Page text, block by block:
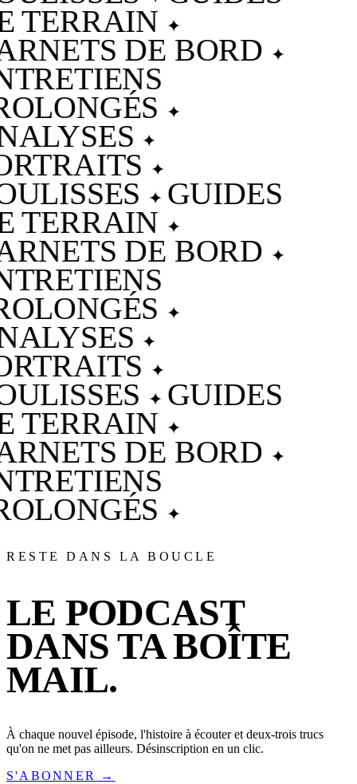
TERRAIN ✦
DE BORD ✦
✦
✦
✦
✦ GUIDES
TERRAIN ✦
DE BORD ✦
✦
✦
✦
✦ GUIDES
TERRAIN ✦
DE BORD ✦
✦
RESTE DANS LA BOUCLE
LE PODCAST
DANS TA BOÎTE
MAIL.
À chaque nouvel épisode, l'histoire à écouter et deux-trois trucs
qu'on ne met pas ailleurs. Désinscription en un clic.
S'ABONNER →